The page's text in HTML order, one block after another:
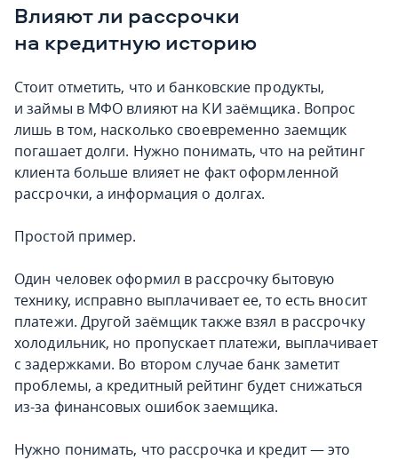
Влияют ли рассрочки
на кредитную историю
Стоит отметить, что и банковские продукты,
и займы в МФО влияют на КИ заёмщика. Вопрос
лишь в том, насколько своевременно заемщик
погашает долги. Нужно понимать, что на рейтинг
клиента больше влияет не факт оформленной
рассрочки, а информация о долгах.
Простой пример.
Один человек оформил в рассрочку бытовую
технику, исправно выплачивает ее, то есть вносит
платежи. Другой заёмщик также взял в рассрочку
холодильник, но пропускает платежи, выплачивает
с задержками. Во втором случае банк заметит
проблемы, а кредитный рейтинг будет снижаться
из-за финансовых ошибок заемщика.
Нужно понимать, что рассрочка и кредит — это